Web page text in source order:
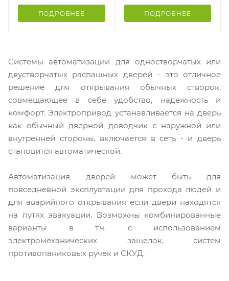
ПОДРОБНЕЕ ПОДРОБНЕЕ
Системы автоматизации для одностворчатых или
двустворчатых распашных дверей - это отличное
решение для открывания обычных створок,
совмещающее в себе удобство, надежность и
комфорт. Электропривод устанавливается на дверь
как обычный дверной доводчик с наружной или
внутренней стороны, включается в сеть - и дверь
становится автоматической.
Автоматизация дверей может быть для
повседневной эксплуатации для прохода людей и
для аварийного открывания если двери находятся
на путях эвакуации. Возможны комбинированные
варианты в т.ч. с использованием
электромеханических защелок, систем
противопаниковых ручек и СКУД.